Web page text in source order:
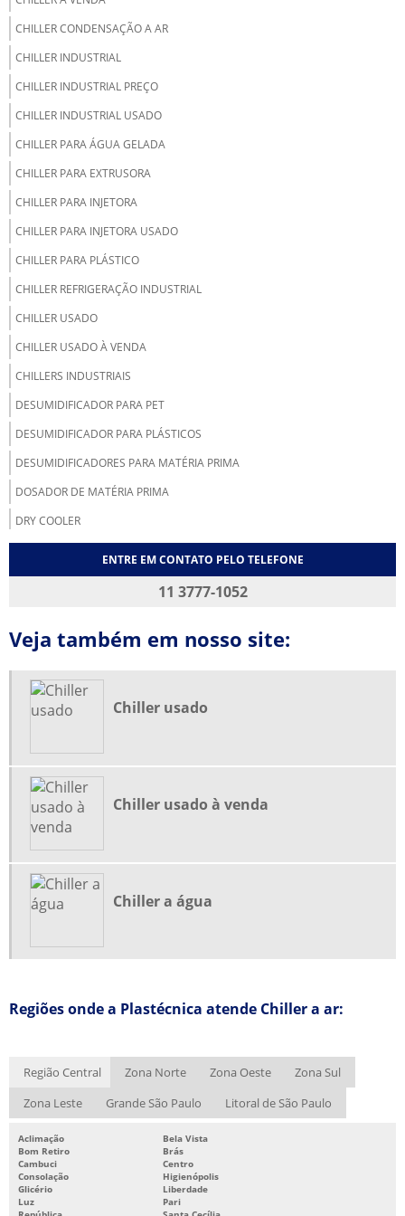
CHILLER CONDENSAÇÃO A AR
CHILLER INDUSTRIAL
CHILLER INDUSTRIAL PREÇO
CHILLER INDUSTRIAL USADO
CHILLER PARA ÁGUA GELADA
CHILLER PARA EXTRUSORA
CHILLER PARA INJETORA
CHILLER PARA INJETORA USADO
CHILLER PARA PLÁSTICO
CHILLER REFRIGERAÇÃO INDUSTRIAL
CHILLER USADO
CHILLER USADO À VENDA
CHILLERS INDUSTRIAIS
DESUMIDIFICADOR PARA PET
DESUMIDIFICADOR PARA PLÁSTICOS
DESUMIDIFICADORES PARA MATÉRIA PRIMA
DOSADOR DE MATÉRIA PRIMA
DRY COOLER
EMPRESA DE REFRIGERAÇÃO INDUSTRIAL EM SP
EQUIPAMENTOS DE REFRIGERAÇÃO INDUSTRIAL
FABRICANTE DE CHILLER SP
MANUTENÇÃO CORRETIVA EM UNIDADES DE ÁGUA GELADA
MANUTENÇÃO DE CHILLER
MANUTENÇÃO PREVENTIVA EM CHILLER
PENEIRA MOLECULAR
REFORMA DE MOINHOS
SISTEMA DE ÁGUA GELADA
SISTEMA DE ÁGUA GELADA CHILLER
SISTEMA DE REFRIGERAÇÃO CHILLER
SISTEMA DE REFRIGERAÇÃO INDUSTRIAL
ENTRE EM CONTATO PELO TELEFONE
11 3777-1052
Veja também em nosso site:
Chiller usado
Chiller usado à venda
Chiller a água
Regiões onde a Plastécnica atende Chiller a ar:
Região Central Zona Norte Zona Oeste
Zona Sul
Zona Leste
Grande São Paulo Litoral de São Paulo
Aclimação
Bela Vista
Bom Retiro
Brás
Cambuci
Centro
Consolação
Higienópolis
Glicério
Liberdade
Luz
Pari